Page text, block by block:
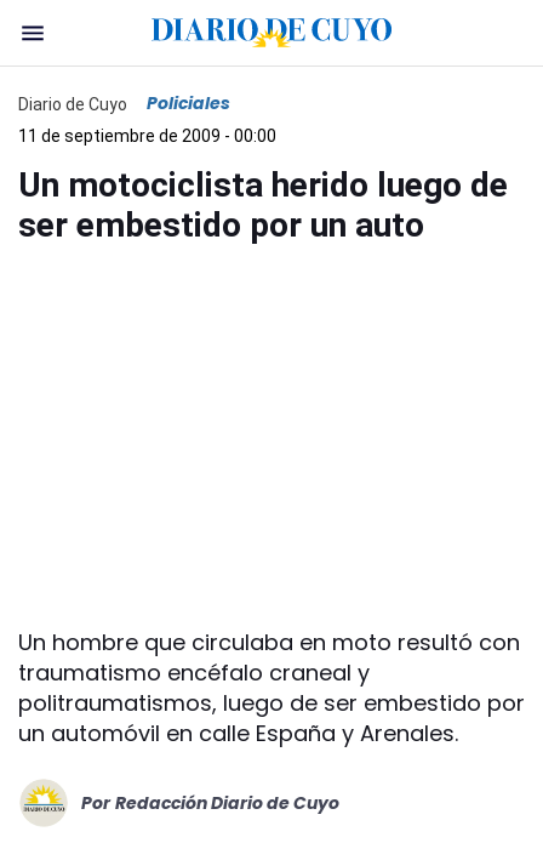
Diario de Cuyo Policiales
11 de septiembre de 2009 - 00:00
Un motociclista herido luego de
ser embestido por un auto
Un hombre que circulaba en moto resultó con
traumatismo encéfalo craneal y
politraumatismos, luego de ser embestido por
un automóvil en calle España y Arenales.
Por Redacción Diario de Cuyo